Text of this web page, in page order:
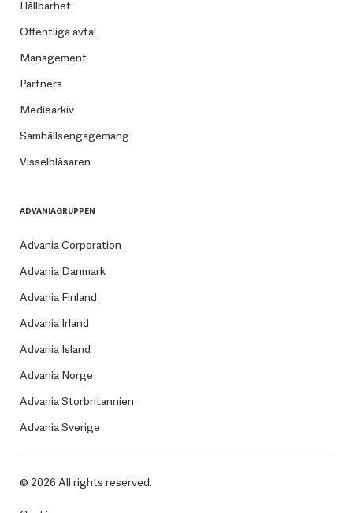
Hållbarhet
Offentliga avtal
Management
Partners
Mediearkiv
Samhällsengagemang
Visselblåsaren
ADVANIAGRUPPEN
Advania Corporation
Advania Danmark
Advania Finland
Advania Irland
Advania Island
Advania Norge
Advania Storbritannien
Advania Sverige
© 2026 All rights reserved.